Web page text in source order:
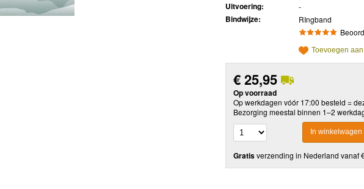
Uitvoering: -
Bindwijze:
RIngband
Toevoegen
€25,95
Op voorraad
Op werkdagen vóór 17:00 besteld =
Bezorging meestal binnen 1–2
In winkelwagen
Gratisverzending in Nederland vanaf